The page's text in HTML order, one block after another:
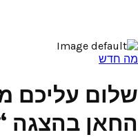
מה חדש
שלום עליכם
החאן בהצגה